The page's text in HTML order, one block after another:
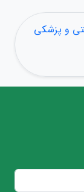
و پزشکی